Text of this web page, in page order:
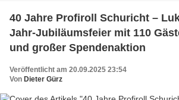
40 Jahre Profiroll Schuricht –
Jahr-Jubiläumsfeier mit 110
und großer Spendenaktion
Veröffentlicht am 20.09.2025 23:54
Von Dieter Gürz